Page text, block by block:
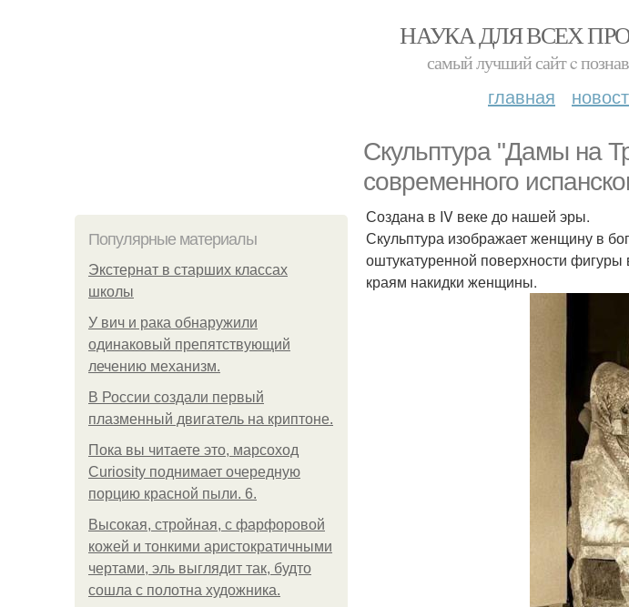
НАУКА ДЛЯ ВСЕХ
самый лучший сайт c
главная
Скульптура "Дамы на
современного
Популярные материалы
Экстернат в старших классах
школы
У вич и рака обнаружили
одинаковый препятствующий
лечению механизм.
В России создали первый
плазменный двигатель на криптоне.
Пока вы читаете это, марсоход
Curiosity поднимает очередную
порцию красной пыли. 6.
Высокая, стройная, с фарфоровой
кожей и тонкими аристократичными
чертами, эль выглядит так, будто
сошла с полотна художника.
Создана в IV веке до нашей эры.
Скульптура изображает женщину в
оштукатуренной поверхности
краям накидки женщины.